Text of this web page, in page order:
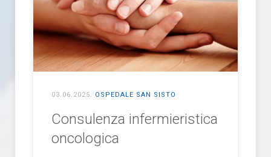
03.06.2025. OSPEDALE SAN SISTO
Consulenza infermieristica
oncologica